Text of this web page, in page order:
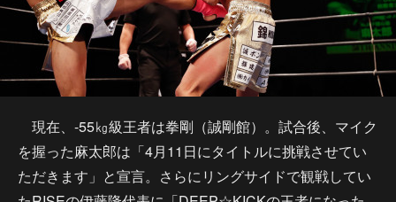
現在、-55㎏級王者は拳剛（誠剛館）。試合後、マイク
を握った麻太郎は「4月11日にタイトルに挑戦させてい
ただきます」と宣言。さらにリングサイドで観戦してい